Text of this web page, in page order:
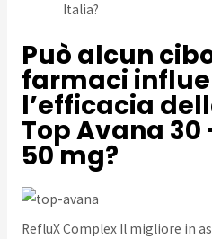
Italia?
Può alcun
farmaci
l’efficacia
Top Avana 30
50 mg?
RefluX Complex Il migliore in